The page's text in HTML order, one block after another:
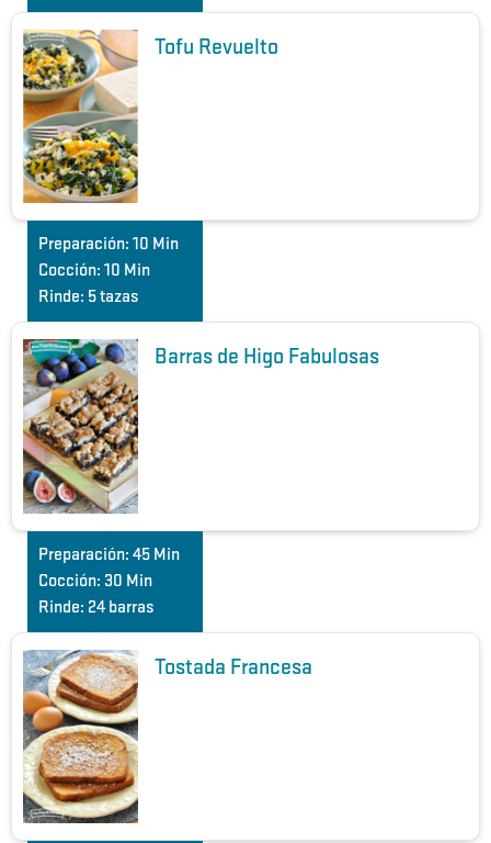
Tofu Revuelto
Preparación: 10 Min
Cocción: 10 Min
Rinde: 5 tazas
Barras de Higo Fabulosas
Preparación: 45 Min
Cocción: 30 Min
Rinde: 24 barras
Tostada Francesa